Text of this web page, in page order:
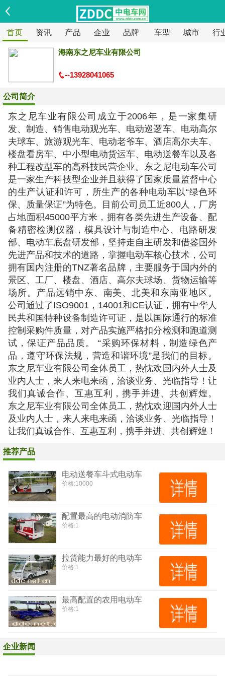
首页 资讯 产品 企业 品牌 车型 城市 行
海南东之尼车业有限公司
--13928041065
公司简介
东之尼车业有限公司成立于2006年，是一家集研
发、制造、销售电动观光车、电动巡逻车、电动高尔
夫球车、旅游观光车、电动老爷车、酒店高尔夫车、
楼盘看房车、中小型电动货运车、电动送餐车以及各
种工程改型车的高科技民营企业。东之尼电动车公司
是一家生产科技型企业并且获得了国家质量监督中心
的生产认证和许可，所生产的各种电动车以“绿色环
保、质量保证”为特色。目前公司员工近800人，厂房
占地面积45000平方米，拥有各类先进生产设备、配
备精密检测仪器，模具设计与制造中心、电路研发
部、电动车底盘研发部，坚持走自主研发和借鉴国外
先进产品和技术的道路，掌握电动车核心技术，公司
拥有国内注册的TNZ著名品牌，主要服务于国内外的
景区、工厂、楼盘、酒店、高尔夫球场、货物运输等
场所。产品远销中东、南美、北美和东南亚地区。
公司通过了ISO9001，14001和CE认证，拥有中华人
民共和国特种设备制造许可证，是以国际通行的标准
控制采购件质量，对产品实施严格扣分检测和跑道测
试，保证产品品质。 “采购环保材料，制造绿色产
品，遵守环保法规，营造和谐环境”是我们的目标。
东之尼车业有限公司全体员工，热忱欢国内外人士及
业内人士，来人来电来函，洽谈业务、光临指导！让
我们真诚合作、互惠互利，携手并进、共创辉煌。
东之尼车业有限公司全体员工，热忱欢迎国内外人士
及业内人士，来人来电来函，洽谈业务、光临指导！
让我们真诚合作、互惠互利，携手并进、共创辉煌！
推荐产品
电动送餐车斗式电动车
价格:10000
配置最高的电动消防车
价格:1
拉货能力最好的电动车
价格:1
最高配置的农用电动车
价格:1
企业新闻